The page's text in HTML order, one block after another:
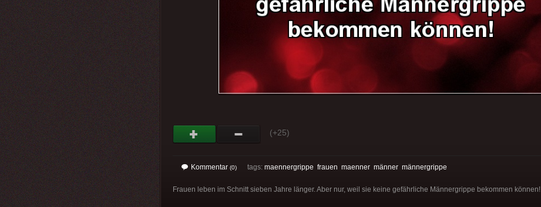
(+25)
Kommentar (0) tags: maennergrippe frauen maenner männer männergrippe
Frauen leben im Schnitt sieben Jahre länger. Aber nur, weil sie keine gefährliche Männergrippe bekommen können!